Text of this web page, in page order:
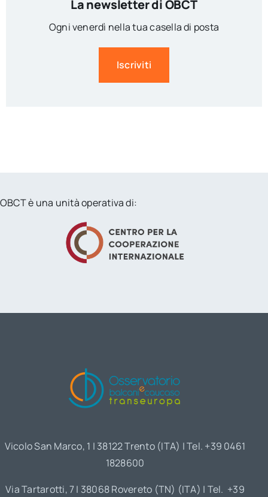
La newsletter di OBCT
Ogni venerdì nella tua casella di posta
Iscriviti
OBCT è una unità operativa di:
Vicolo San Marco, 1 | 38122 Trento (ITA) | Tel. +39 0461
1828600
Via Tartarotti, 7 | 38068 Rovereto (TN) (ITA) | Tel. +39